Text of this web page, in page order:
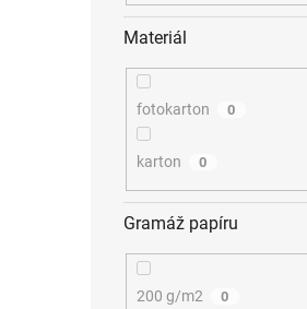
Materiál
fotokarton 0
karton 0
Gramáž papíru
200 g/m2 0